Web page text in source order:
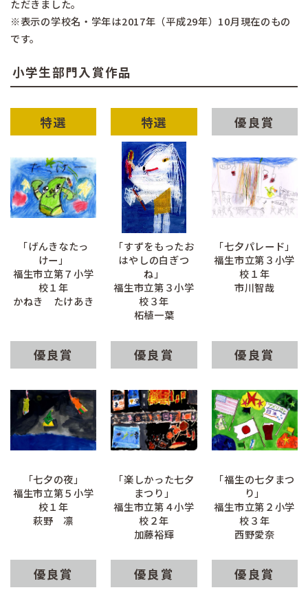
ただきました。
※表示の学校名・学年は2017年（平成29年）10月現在のもの
です。
小学生部門入賞作品
特選
「げんきなたっ
けー」
福生市立第７小学
校１年
かねき たけあき
特選
「すずをもったお
はやしの白ぎつ
ね」
福生市立第３小学
校３年
柘植一葉
優良賞
「七夕パレード」
福生市立第３小学
校１年
市川智哉
優良賞
「七夕の夜」
福生市立第５小学
校１年
萩野 凛
優良賞
「楽しかった七夕
まつり」
福生市立第４小学
校２年
加藤裕輝
優良賞
「福生の七夕まつ
り」
福生市立第２小学
校３年
西野愛奈
優良賞 優良賞 優良賞